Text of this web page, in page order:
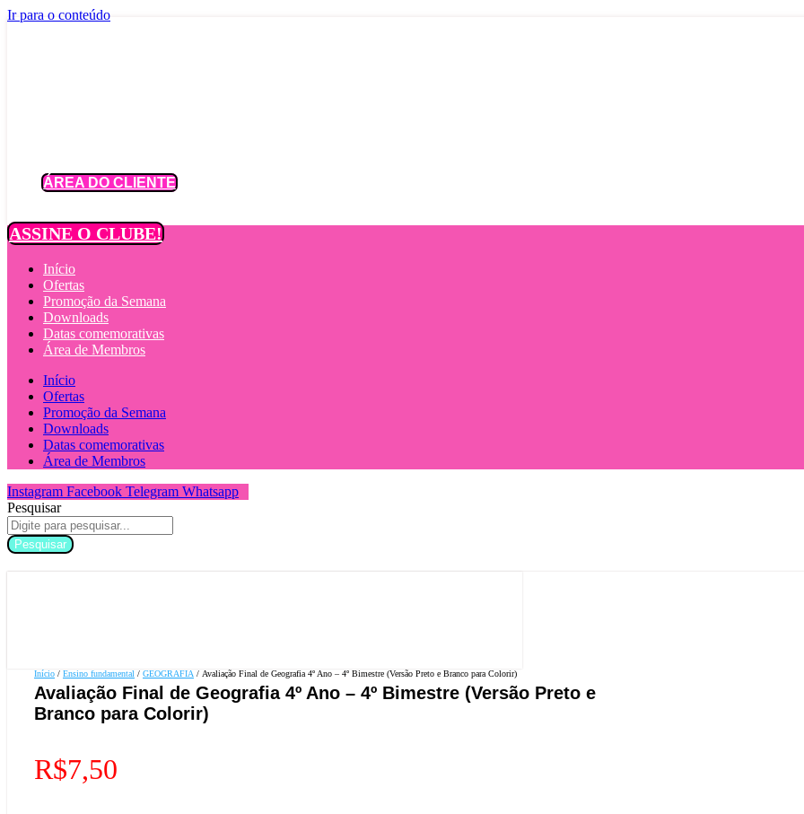
Ir para o conteúdo
ÁREA DO CLIENTE
ASSINE O CLUBE!
Início
Ofertas
Promoção da Semana
Downloads
Datas comemorativas
Área de Membros
Início
Ofertas
Promoção da Semana
Downloads
Datas comemorativas
Área de Membros
Instagram Facebook Telegram Whatsapp
Pesquisar
Pesquisar
Início / Ensino fundamental / GEOGRAFIA / Avaliação Final de Geografia 4º Ano – 4º Bimestre (Versão Preto e Branco para Colorir)
Avaliação Final de Geografia 4º Ano – 4º Bimestre (Versão Preto e
Branco para Colorir)
R$7,50